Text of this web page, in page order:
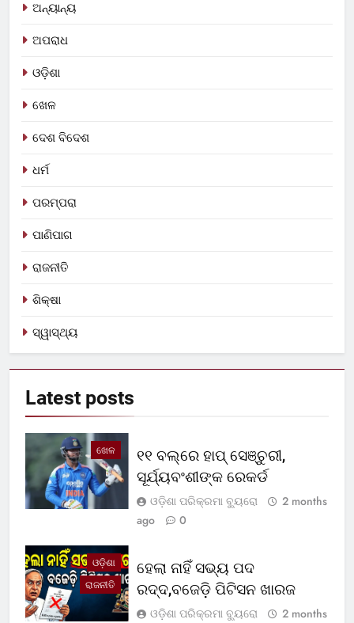
ଅନ୍ୟାନ୍ୟ
ଅପରାଧ
ଓଡ଼ିଶା
ଖେଳ
ଦେଶ ବିଦେଶ
ଧର୍ମ
ପରମ୍ପରା
ପାଣିପାଗ
ରାଜନୀତି
ଶିକ୍ଷା
ସ୍ୱାସ୍ଥ୍ୟ
Latest posts
ଖେଳ
୧୧ ବଲ୍‌ରେ ହାପ୍ ସେଞ୍ଚୁରୀ,
ସୂର୍ଯ୍ୟବଂଶୀଙ୍କ ରେକର୍ଡ
ଓଡ଼ିଶା ପରିକ୍ରମା ବ୍ୟୁରୋ
2 months
ago
0
ଓଡ଼ିଶା
ରାଜନୀତି
ହେଲା ନାହିଁ ସଭ୍ୟ ପଦ
ରଦ୍ଦ,ବଜେଡ଼ି ପିଟିସନ ଖାରଜ
ଓଡ଼ିଶା ପରିକ୍ରମା ବ୍ୟୁରୋ
2 months